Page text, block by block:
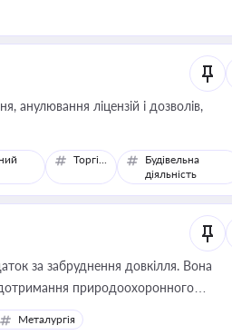
анулювання ліцензій і дозволів,
Торгівля
Будівельна
діяльність
за забруднення довкілля. Вона
дотримання природоохоронного
Металургія